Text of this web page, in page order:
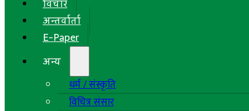
विचार
अन्तर्वार्ता
E-Paper
अन्य
धर्म / संस्कृति
विचित्र संसार